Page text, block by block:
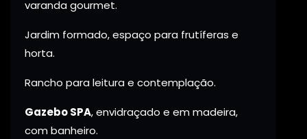
varanda gourmet.
Jardim formado, espaço para frutíferas e
horta.
Rancho para leitura e contemplação.
Gazebo SPA, envidraçado e em madeira,
com banheiro.